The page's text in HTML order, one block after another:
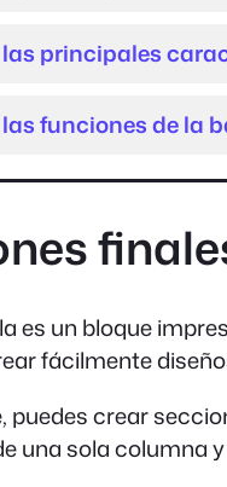
principales
funciones de la
es un bloque
fácilmente
puedes crear
una sola columna